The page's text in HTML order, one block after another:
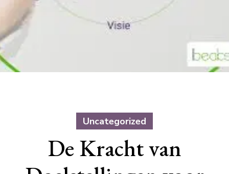
Uncategorized
De Kracht van